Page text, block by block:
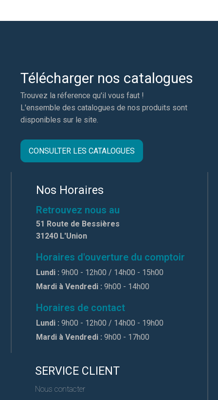
Télécharger nos catalogues
Trouvez la réference qu'il vous faut !
L'ensemble des catalogues de nos produits sont
disponibles sur le site.
CONSULTER LES CATALOGUES
Nos Horaires
Retrouvez nous au
51 Route de Bessières
31240 L'Union
Horaires d'ouverture du comptoir
Lundi : 9h00 - 12h00 / 14h00 - 15h00
Mardi à Vendredi : 9h00 - 14h00
Horaires de contact
Lundi : 9h00 - 12h00 / 14h00 - 19h00
Mardi à Vendredi : 9h00 - 17h00
SERVICE CLIENT
Nous contacter